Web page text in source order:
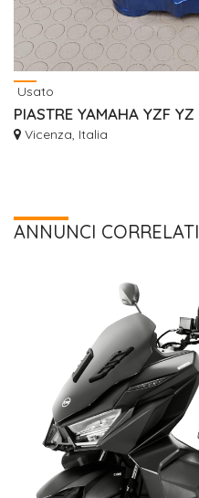
Usato
Vicenza, Italia
ANNUNCI CORRELATI